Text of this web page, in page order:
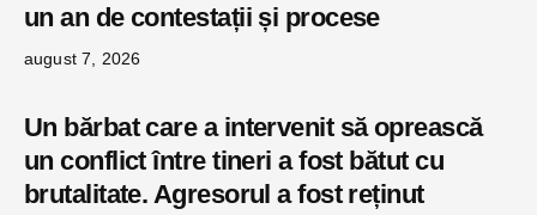
un an de contestații și procese
august 7, 2026
Un bărbat care a intervenit să oprească
un conflict între tineri a fost bătut cu
brutalitate. Agresorul a fost reținut